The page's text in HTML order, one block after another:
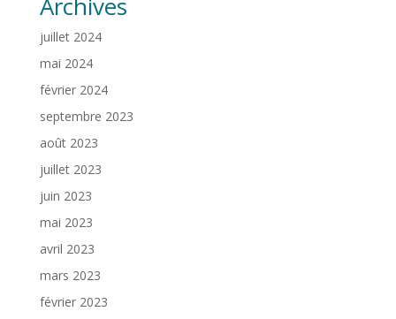
Archives
juillet 2024
mai 2024
février 2024
septembre 2023
août 2023
juillet 2023
juin 2023
mai 2023
avril 2023
mars 2023
février 2023